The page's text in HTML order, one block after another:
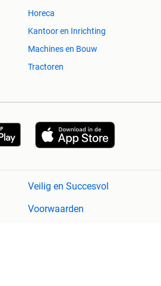
Horeca
Kantoor en Inrichting
Machines en Bouw
Tractoren
Veilig en Succesvol
Voorwaarden